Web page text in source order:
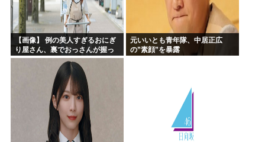
【画像】 例の美人すぎるおにぎ
り屋さん、裏でおっさんが握っ
ていたｗｗｗｗｗｗｗｗｗｗｗ
元いいとも青年隊、中居正広
の”素顔”を暴露